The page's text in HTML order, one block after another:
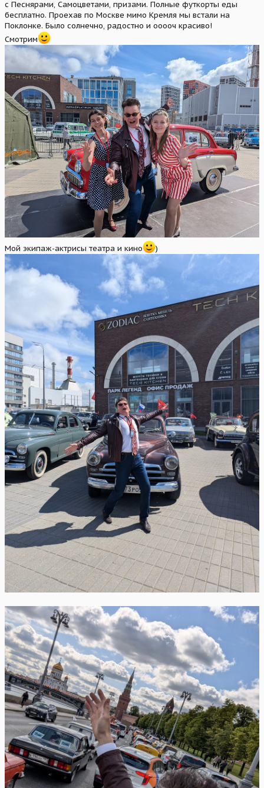
с Песнярами, Самоцветами, призами. Полные футкорты еды
бесплатно. Проехав по Москве мимо Кремля мы встали на
Поклонке. Было солнечно, радостно и ооооч красиво!
Смотрим
Мой экипаж-актрисы театра и кино )